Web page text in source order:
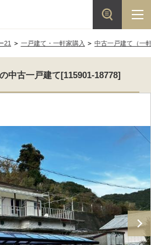
21 一戸建て・一軒家購入 中古一戸建て（一
中古一戸建て[115901-18778]